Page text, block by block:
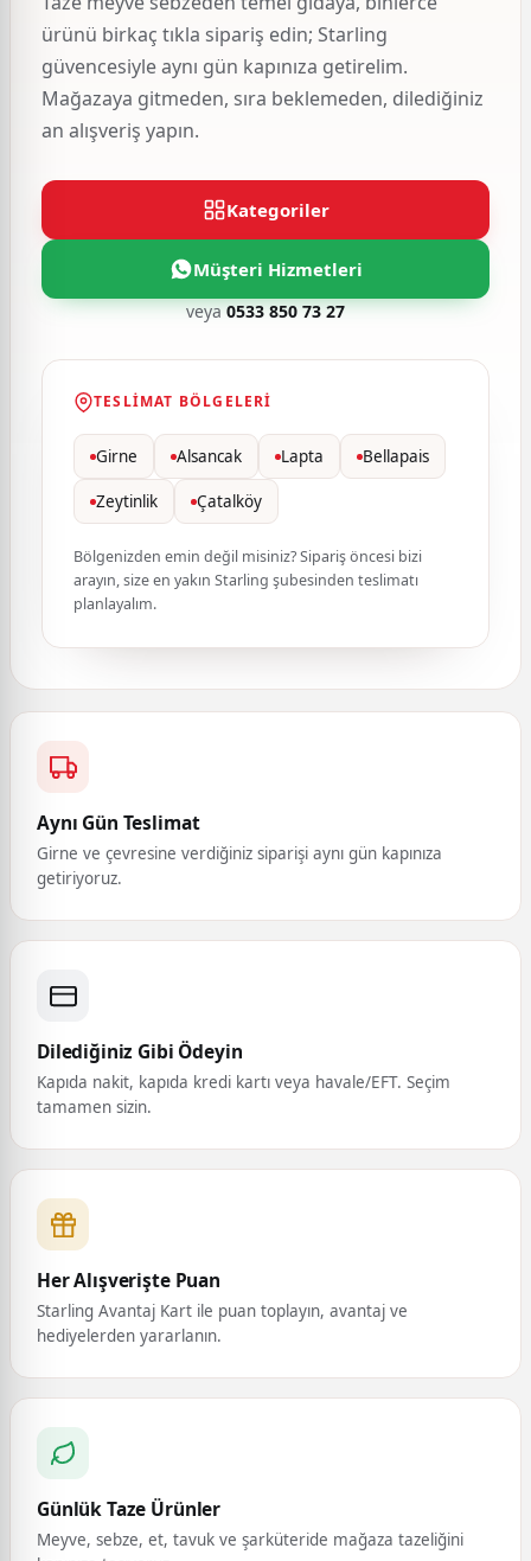
ürünü birkaç tıkla sipariş edin; Starling
güvencesiyle aynı gün kapınıza getirelim.
Mağazaya gitmeden, sıra beklemeden, dilediğiniz
an alışveriş yapın.
Kategoriler
Müşteri Hizmetleri
veya0533 850 73 27
TESLIMAT BÖLGELERI
Girne Alsancak Lapta Bellapais
Zeytinlik Çatalköy
Bölgenizden emin değil misiniz? Sipariş öncesi bizi
arayın, size en yakın Starling şubesinden teslimatı
planlayalım.
Aynı Gün Teslimat
Girne ve çevresine verdiğiniz siparişi aynı gün kapınıza
getiriyoruz.
Dilediğiniz Gibi Ödeyin
Kapıda nakit, kapıda kredi kartı veya havale/EFT. Seçim
tamamen sizin.
Her Alışverişte Puan
Starling Avantaj Kart ile puan toplayın, avantaj ve
hediyelerden yararlanın.
Günlük Taze Ürünler
Meyve, sebze, et, tavuk ve şarküteride mağaza tazeliğini